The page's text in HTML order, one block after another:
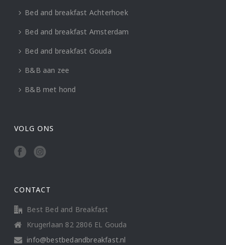
Bed and breakfast Achterhoek
Bed and breakfast Amsterdam
Bed and breakfast Gouda
B&B aan zee
B&B met hond
VOLG ONS
CONTACT
Best Bed and Breakfast
Krugerlaan 82 2806 EL Gouda
info@bestbedandbreakfast.nl